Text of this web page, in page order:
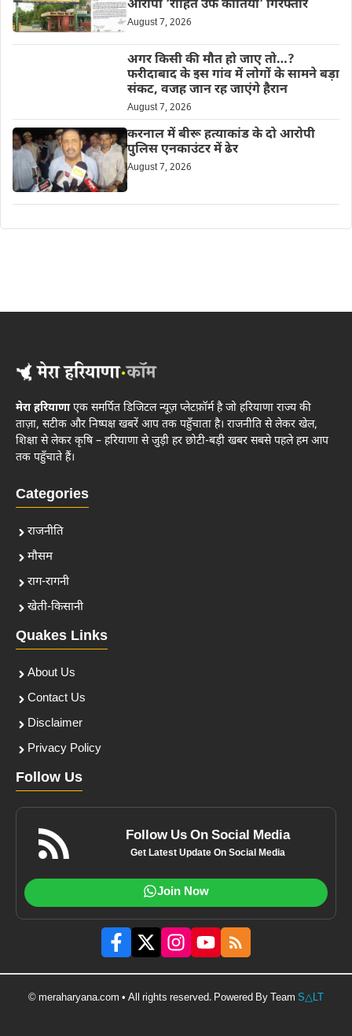
आरोपी ‘रोहित उर्फ कातिया’ गिरफ्तार
August 7, 2026
अगर किसी की मौत हो जाए तो…?
फरीदाबाद के इस गांव में लोगों के सामने बड़ा
संकट, वजह जान रह जाएंगे हैरान
August 7, 2026
करनाल में बीरू हत्याकांड के दो आरोपी
पुलिस एनकाउंटर में ढेर
August 7, 2026
मेरा हरियाणाएक समर्पित डिजिटल न्यूज़ प्लेटफ़ॉर्म है जो हरियाणा राज्य की
ताज़ा, सटीक और निष्पक्ष खबरें आप तक पहुँचाता है। राजनीति से लेकर खेल,
शिक्षा से लेकर कृषि – हरियाणा से जुड़ी हर छोटी-बड़ी खबर सबसे पहले हम आप
तक पहुँचाते हैं।
Categories
राजनीति
मौसम
राग-रागनी
खेती-किसानी
Quakes Links
About Us
Contact Us
Disclaimer
Privacy Policy
Follow Us
Follow Us On Social Media
Get Latest Update On Social Media
Join Now
© meraharyana.com • All rights reserved. Powered By Team S△LT